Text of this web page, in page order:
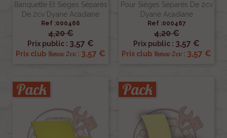
Banquette Et Sièges Séparés
De 2cv Dyane Acadiane
Ref :000466
4,20 €
Prix public : 3,57 €
Prix club Renov 2cv : 3,57 €
Pour Sièges Séparés De 2cv
Dyane Acadiane
Ref :000467
4,20 €
Prix public : 3,57 €
Prix club Renov 2cv : 3,57 €
Pack Pack